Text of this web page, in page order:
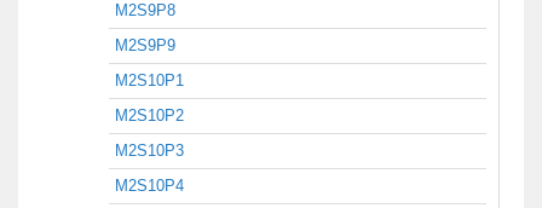
M2S9P8
M2S9P9
M2S10P1
M2S10P2
M2S10P3
M2S10P4